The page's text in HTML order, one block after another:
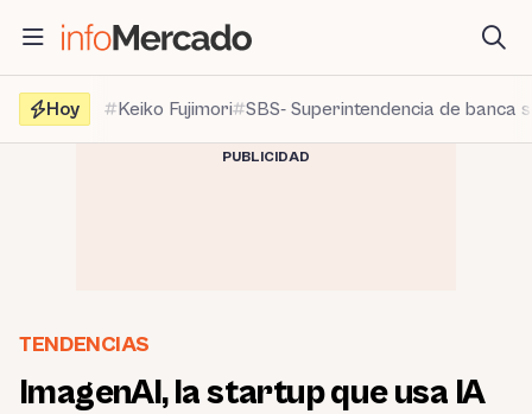
contenido
Hoy
Keiko Fujimori SBS- Superintendencia de banca
PUBLICIDAD
TENDENCIAS
ImagenAI, la startup que usa IA